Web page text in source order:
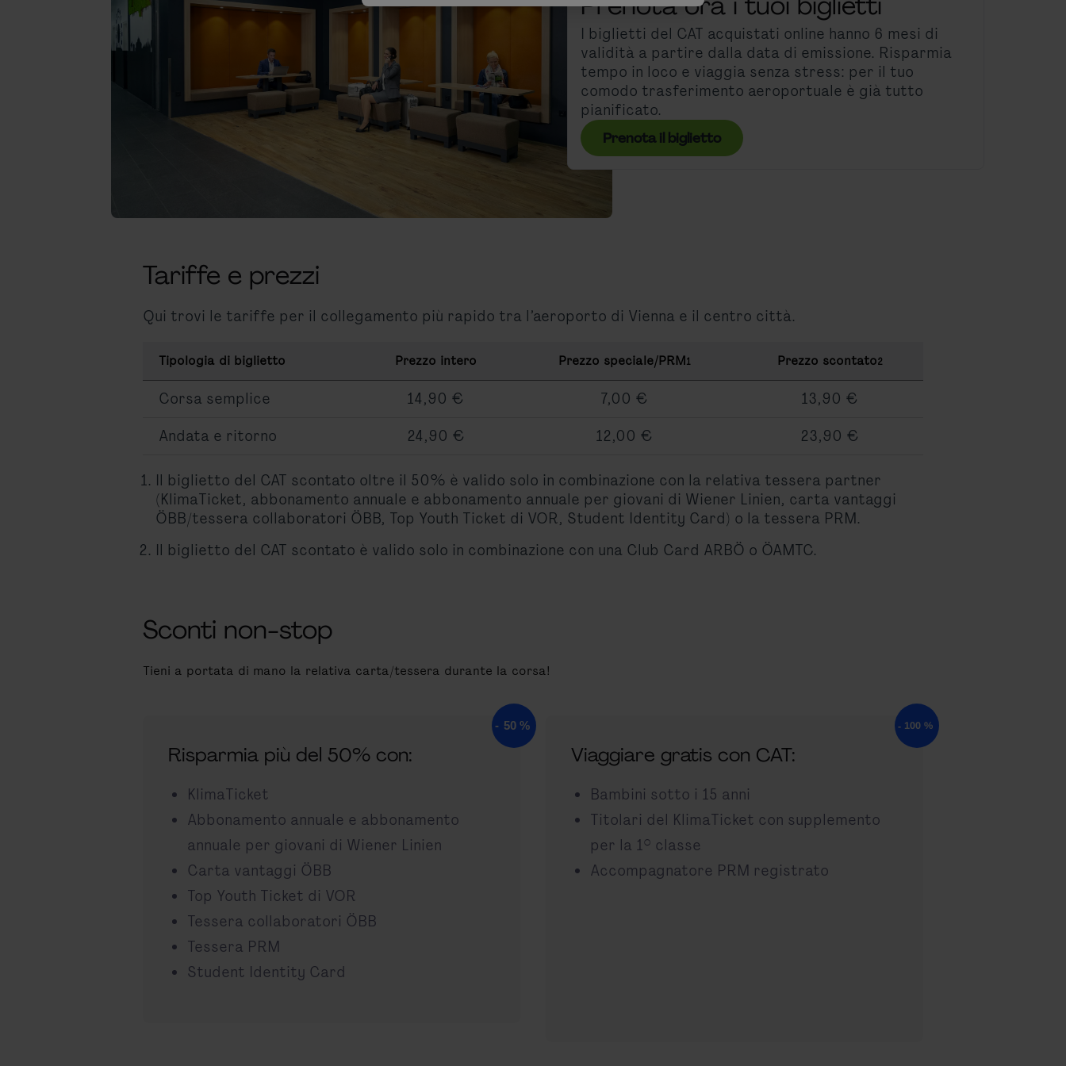
I biglietti del CAT acquistati online hanno 6 mesi di
validità a partire dalla data di emissione. Risparmia
tempo in loco e viaggia senza stress: per il tuo
comodo trasferimento aeroportuale è già tutto
pianificato.
Prenota il biglietto
Tariffe e prezzi
Qui trovi le tariffe per il collegamento più rapido tra l’aeroporto di Vienna e il centro città.
Tipologia di biglietto Prezzo intero Prezzo speciale/PRM1 Prezzo scontato2
Corsa semplice 14,90 € 7,00 €
13,90 €
Andata e ritorno
24,90 € 12,00 € 23,90 €
Il biglietto del CAT scontato oltre il 50% è valido solo in combinazione con la relativa tessera partner
(KlimaTicket, abbonamento annuale e abbonamento annuale per giovani di Wiener Linien, carta vantaggi
ÖBB/tessera collaboratori ÖBB, Top Youth Ticket di VOR, Student Identity Card) o la tessera PRM.
Il biglietto del CAT scontato è valido solo in combinazione con una Club Card ARBÖ o ÖAMTC.
Sconti non-stop
Tieni a portata di mano la relativa carta/tessera durante la corsa!
Risparmia più del 50% con:
KlimaTicket
Abbonamento annuale e abbonamento
annuale per giovani di Wiener Linien
Carta vantaggi ÖBB
Top Youth Ticket di VOR
Tessera collaboratori ÖBB
Tessera PRM
Student Identity Card
Viaggiare gratis con CAT:
Bambini sotto i 15 anni
Titolari del KlimaTicket con supplemento
per la 1° classe
Accompagnatore PRM registrato